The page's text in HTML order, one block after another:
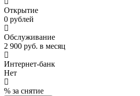
Открытие
0 рублей
Обслуживание
2 900 руб. в месяц
Интернет-банк
Нет
% за снятие